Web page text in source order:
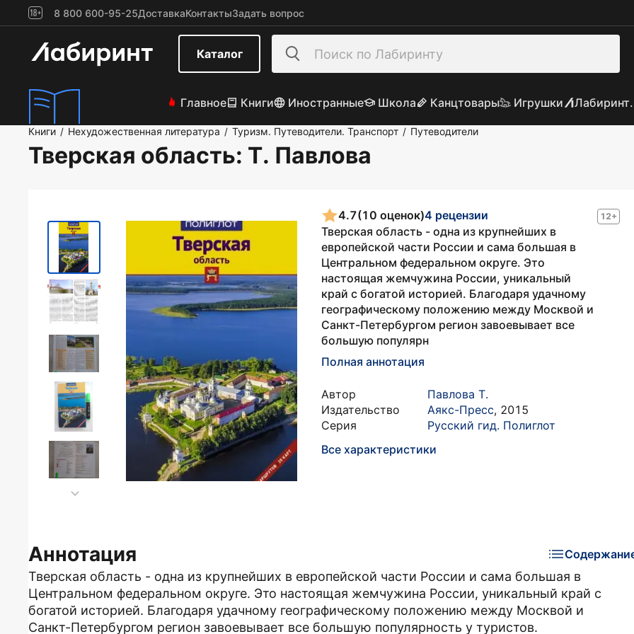
8 800 600-95-25ДоставкаКонтактыЗадать вопрос
Каталог
Главное Книги Иностранные Школа Канцтовары Игрушки
Книги / Нехудожественная литература / Туризм. Путеводители. Транспорт / Путеводители
Тверская область: Т. Павлова
12+
4.7(10 оценок)4 рецензии
Тверская область - одна из крупнейших в
европейской части России и сама большая в
Центральном федеральном округе. Это
настоящая жемчужина России, уникальный
край с богатой историей. Благодаря удачному
географическому положению между Москвой и
Санкт-Петербургом регион завоевывает все
большую популярн
Полная аннотация
Автор
Павлова Т.
Издательство
Аякс-Пресс, 2015
Серия
Русский гид. Полиглот
Все характеристики
Аннотация
Тверская область - одна из крупнейших в европейской части России и сама большая в
Центральном федеральном округе. Это настоящая жемчужина России, уникальный край с
богатой историей. Благодаря удачному географическому положению между Москвой и
Санкт-Петербургом регион завоевывает все большую популярность у туристов.